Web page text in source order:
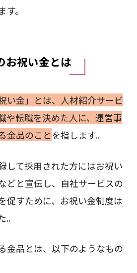
。
お祝い金とは
祝い金」とは、人材紹介サービ
や転職を決めた人に、運営事
金品のことを指します。
して採用された方にはお祝い
どと宣伝し、自社サービスの
促すために、お祝い金制度は
金品とは、以下のようなもの